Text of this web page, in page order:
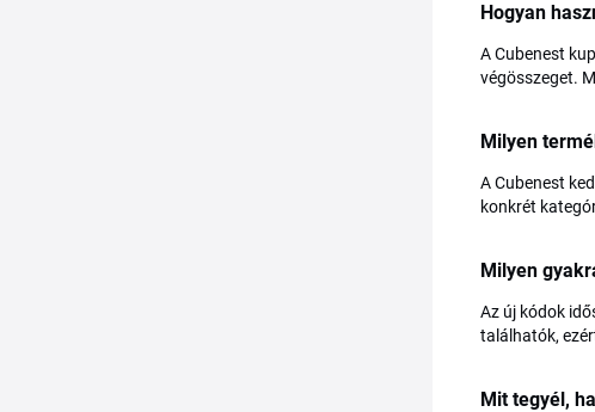
Hogyan
A Cubenest
végösszeget.
Milyen
A Cubenest
konkrét
Milyen
Az új kódok
találhatók,
Mit tegyél,